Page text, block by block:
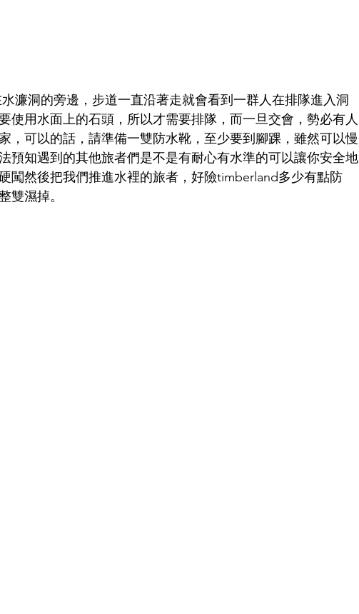
濂洞的旁邊，步道一直沿著走就會看到一群人在排隊進入洞
使用水面上的石頭，所以才需要排隊，而一旦交會，勢必有人
，可以的話，請準備一雙防水靴，至少要到腳踝，雖然可以慢
預知遇到的其他旅者們是不是有耐心有水準的可以讓你安全地
闖然後把我們推進水裡的旅者，好險timberland多少有點防
雙濕掉。